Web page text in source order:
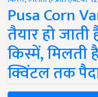
Pusa Corn
तैयार हो
किस्में, मिलती
क्विंटल तक